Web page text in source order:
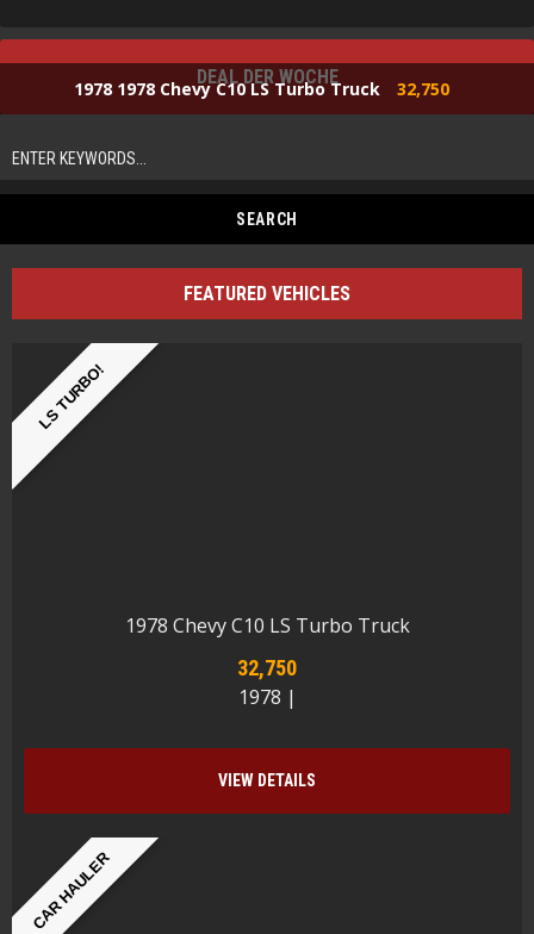
DEAL DER WOCHE
1978 1978 Chevy C10 LS Turbo Truck 32,750
FEATURED VEHICLES
LS TURBO!
1978 Chevy C10 LS Turbo Truck
32,750
1978 |
VIEW DETAILS
CAR HAULER